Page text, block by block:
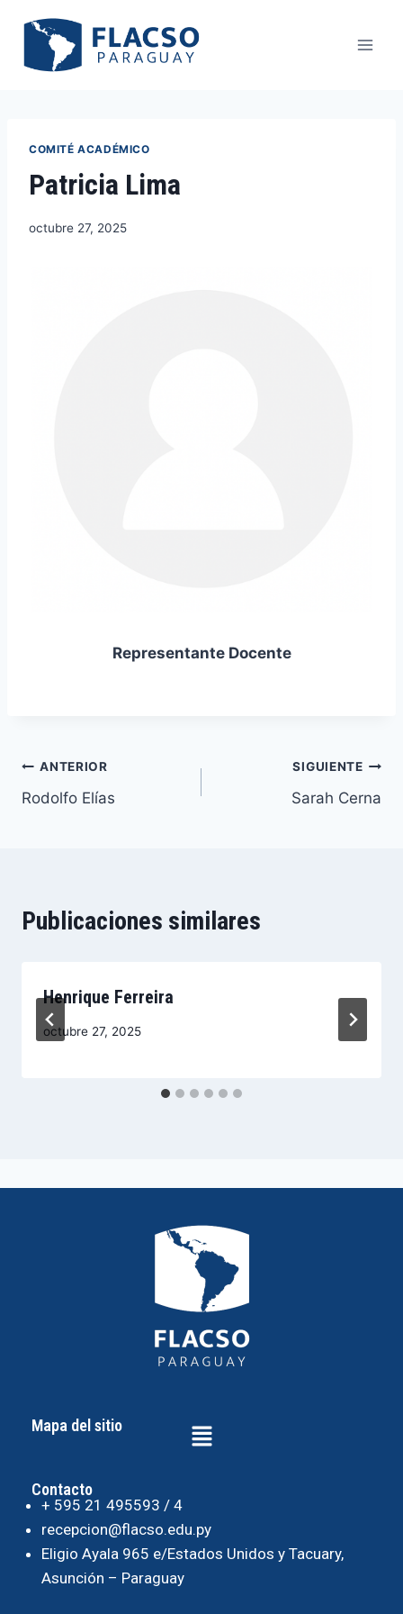
COMITÉ ACADÉMICO
Patricia Lima
octubre 27, 2025
Representante Docente
ANTERIOR
Rodolfo Elías
SIGUIENTE
Sarah Cerna
Publicaciones similares
Henrique Ferreira
octubre 27, 2025
Mapa del sitio
Contacto
+ 595 21 495593 / 4
recepcion@flacso.edu.py
Eligio Ayala 965 e/Estados Unidos y Tacuary,
Asunción – Paraguay